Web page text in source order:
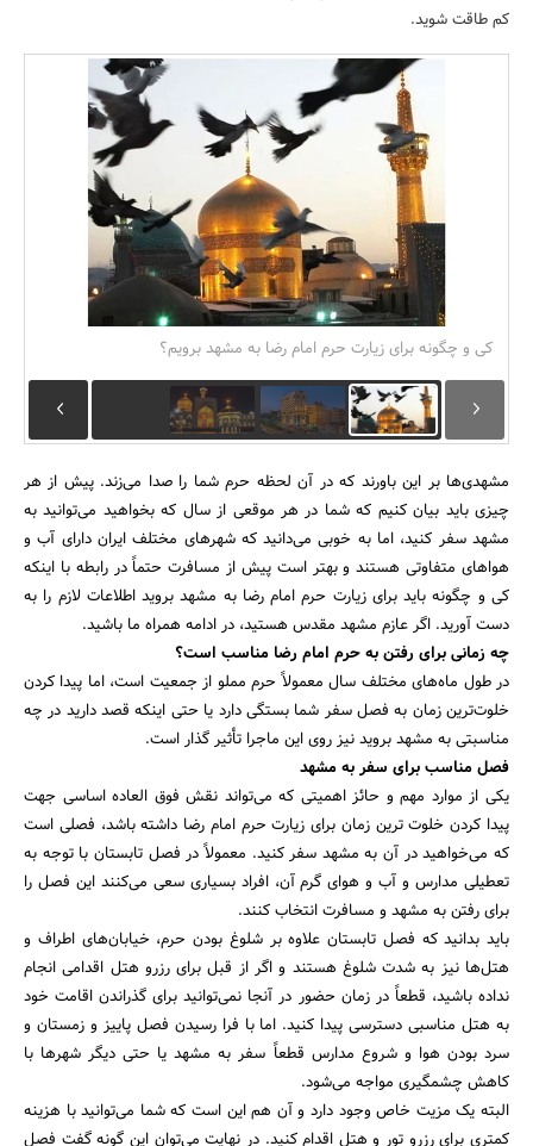
مسکن و ساختمان
جستجو
کم طاقت شوید.
کی و چگونه برای زیارت حرم امام رضا به مشهد برویم؟
مشهدی‌ها بر این باورند که در آن لحظه حرم شما را صدا می‌زند. پیش از هر
چیزی باید بیان کنیم که شما در هر موقعی از سال که بخواهید می‌توانید به
مشهد سفر کنید، اما به خوبی می‌دانید که شهرهای مختلف ایران دارای آب و
هواهای متفاوتی هستند و بهتر است پیش از مسافرت حتماً در رابطه با اینکه
کی و چگونه باید برای زیارت حرم امام رضا به مشهد بروید اطلاعات لازم را به
دست آورید. اگر عازم مشهد مقدس هستید، در ادامه همراه ما باشید.
چه زمانی برای رفتن به حرم امام رضا مناسب است؟
در طول ماه‌های مختلف سال معمولاً حرم مملو از جمعیت است، اما پیدا کردن
خلوت‌ترین زمان به فصل سفر شما بستگی دارد یا حتی اینکه قصد دارید در چه
مناسبتی به مشهد بروید نیز روی این ماجرا تأثیر گذار است.
فصل مناسب برای سفر به مشهد
یکی از موارد مهم و حائز اهمیتی که می‌تواند نقش فوق العاده اساسی جهت
پیدا کردن خلوت ‌ترین زمان برای زیارت حرم امام رضا داشته باشد، فصلی است
که می‌خواهید در آن به مشهد سفر کنید. معمولاً در فصل تابستان با توجه به
تعطیلی مدارس و آب و هوای گرم آن، افراد بسیاری سعی می‌کنند این فصل را
برای رفتن به مشهد و مسافرت انتخاب کنند.
باید بدانید که فصل تابستان علاوه بر شلوغ بودن حرم، خیابان‌های اطراف و
هتل‌ها نیز به شدت شلوغ هستند و اگر از قبل برای رزرو هتل اقدامی انجام
نداده باشید، قطعاً در زمان حضور در آنجا نمی‌توانید برای گذراندن اقامت خود
به هتل مناسبی دسترسی پیدا کنید. اما با فرا رسیدن فصل پاییز و زمستان و
سرد بودن هوا و شروع مدارس قطعاً سفر به مشهد یا حتی دیگر شهرها با
کاهش چشمگیری مواجه می‌شود.
البته یک مزیت خاص وجود دارد و آن هم این است که شما می‌توانید با هزینه
کمتری برای رزرو تور و هتل اقدام کنید. در نهایت می‌توان این گونه گفت فصل